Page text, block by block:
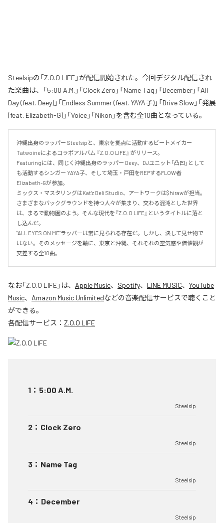
Steelsipの「Z.O.O LIFE」が配信開始された。今回デジタル配信され
た楽曲は、「5:00 A.M.」「Clock Zero」「Name Tag」「December」「All
Day (feat. Deey)」「Endless Summer (feat. YAYA子)」「Drive Slow」「発展
(feat. Elizabeth-G)」「Voice」「Nikon」を含む全10曲となっている。
沖縄出身のラッパー Steelsipと、東京を拠点に活動するビートメイカー
Tatwoineによるコラボアルバム 『Z.O.O LIFE』 がリリース。
Featuringには、同じく沖縄出身のラッパー Deey、DJユニット「凸凹」として
も活動するシンガー YAYA子、そして埼玉・戸田をREPするFLOW者
Elizabeth-Gが参加。
ミックス・マスタリングはKat'z Deli Studio、アートワークは$hirawが担当。
さまざまなバックグラウンドを持つ人々が集まり、交わる混沌とした世界
は、まるで動物園のよう。そんな現代を『Z.O.O LIFE』というタイトルに落と
し込んだ。
"ALL EYES ON ME"――ラッパーは常に見られる存在だ。しかし、決して見せ物で
はない。そのメッセージを軸に、東京と沖縄、それぞれの空気感や価値観が
交差する全10曲。
なお「Z.O.O LIFE」は、 Apple Music、 Spotify、 LINE MUSIC、 YouTube
Music、 Amazon Music Unlimitedなどの音楽配信サービスで聴くこと
ができる。
各配信サービス： Z.O.O LIFE
1 ： 5:00 A.M.
Steelsip
2 ： Clock Zero
Steelsip
3 ： Name Tag
Steelsip
4 ： December
Steelsip